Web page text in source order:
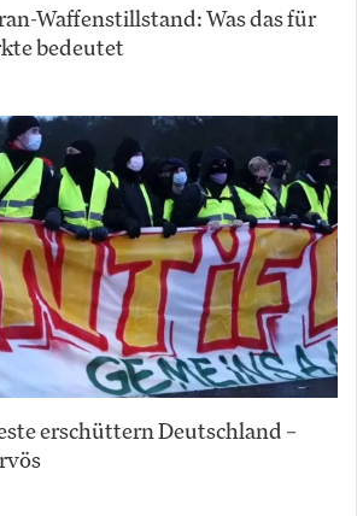
Waffenstillstand: Was das für
bedeutet
erschüttern Deutschland –